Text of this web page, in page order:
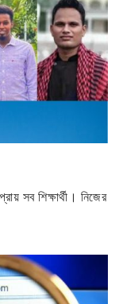
সব শিক্ষার্থী। নিজের